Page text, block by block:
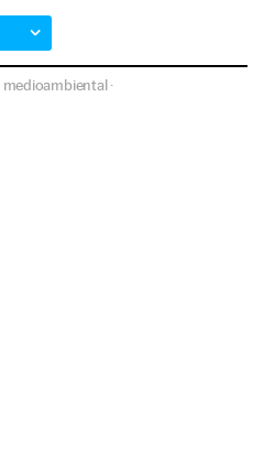
medioambiental·